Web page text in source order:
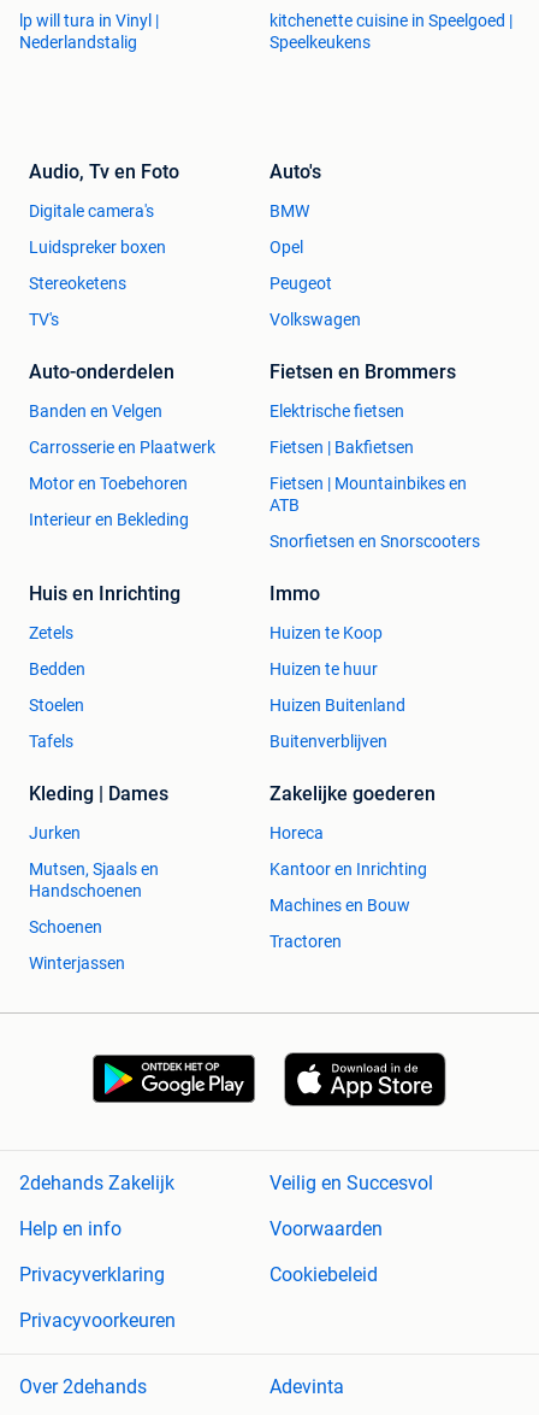
lp will tura in Vinyl |
Nederlandstalig
kitchenette cuisine in Speelgoed |
Speelkeukens
Audio, Tv en Foto
Digitale camera's
Luidspreker boxen
Stereoketens
TV's
Auto's
BMW
Opel
Peugeot
Volkswagen
Auto-onderdelen
Banden en Velgen
Carrosserie en Plaatwerk
Motor en Toebehoren
Interieur en Bekleding
Fietsen en Brommers
Elektrische fietsen
Fietsen | Bakfietsen
Fietsen | Mountainbikes en
ATB
Snorfietsen en Snorscooters
Huis en Inrichting
Zetels
Bedden
Stoelen
Tafels
Immo
Huizen te Koop
Huizen te huur
Huizen Buitenland
Buitenverblijven
Kleding | Dames
Jurken
Mutsen, Sjaals en
Handschoenen
Schoenen
Winterjassen
Zakelijke goederen
Horeca
Kantoor en Inrichting
Machines en Bouw
Tractoren
2dehands Zakelijk
Veilig en Succesvol
Help en info
Voorwaarden
Privacyverklaring
Cookiebeleid
Privacyvoorkeuren
Over 2dehands Adevinta